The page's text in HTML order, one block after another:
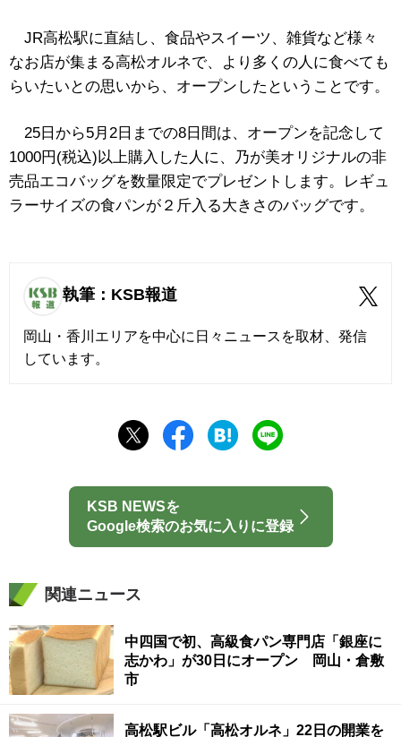
JR高松駅に直結し、食品やスイーツ、雑貨など様々
なお店が集まる高松オルネで、より多くの人に食べても
らいたいとの思いから、オープンしたということです。
25日から5月2日までの8日間は、オープンを記念して
1000円(税込)以上購入した人に、乃が美オリジナルの非
売品エコバッグを数量限定でプレゼントします。レギュ
ラーサイズの食パンが２斤入る大きさのバッグです。
執筆：KSB報道
岡山・香川エリアを中心に日々ニュースを取材、発信
しています。
KSB NEWSを
Google検索のお気に入りに登録
関連ニュース
中四国で初、高級食パン専門店「銀座に
志かわ」が30日にオープン 岡山・倉敷
市
高松駅ビル「高松オルネ」22日の開業を